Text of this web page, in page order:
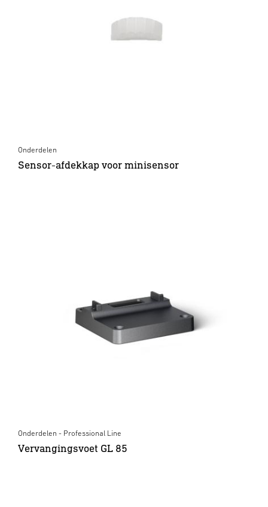
Onderdelen
Sensor-afdekkap voor minisensor
Onderdelen - Professional Line
Vervangingsvoet GL 85